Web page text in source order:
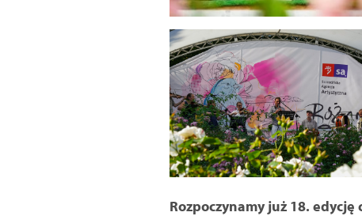
Rozpoczynamy już 18.